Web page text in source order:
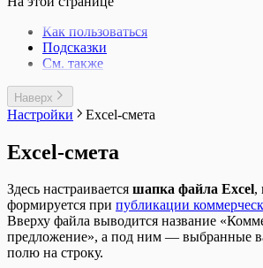
Как пользоваться
Подсказки
См. также
Наверх
Настройки Excel-смета
Excel-смета
Здесь настраивается шапка файла Excel,
формируется при публикации
Вверху файла выводится название
предложение», а под ним — выбранные
полю на строку.